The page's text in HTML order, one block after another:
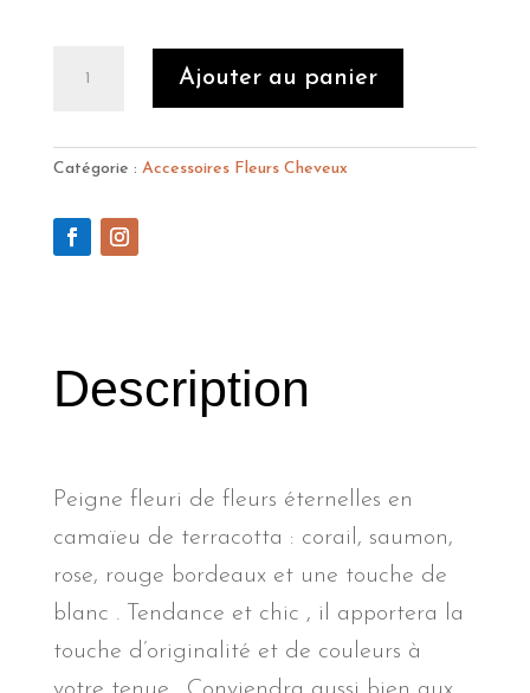
"Terracotta"
Ajouter au panier
Catégorie : Accessoires Fleurs Cheveux
Description
Peigne fleuri de fleurs éternelles en
camaïeu de terracotta : corail, saumon,
rose, rouge bordeaux et une touche de
blanc . Tendance et chic , il apportera la
touche d’originalité et de couleurs à